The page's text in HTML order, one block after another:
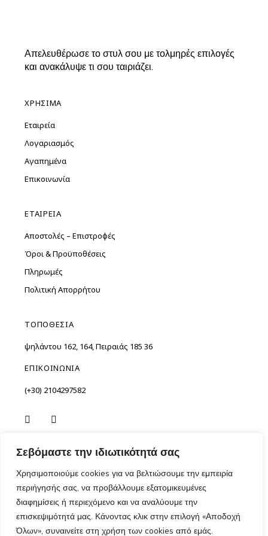
Σεβόμαστε την ιδιωτικότητά σας
Χρησιμοποιούμε cookies για να βελτιώσουμε την εμπειρία
περιήγησής σας, να προβάλλουμε εξατομικευμένες
διαφημίσεις ή περιεχόμενο και να αναλύουμε την
επισκεψιμότητά μας. Κάνοντας κλικ στην επιλογή «Αποδοχή
Όλων», συναινείτε στη χρήση των cookies από εμάς.
Απελευθέρωσε το στυλ σου με τολμηρές επιλογές
και ανακάλυψε τι σου ταιριάζει.
ΧΡΗΣΙΜΑ
Εταιρεία
Λογαριασμός
Αγαπημένα
Επικοινωνία
ΕΤΑΙΡΕΙΑ
Αποστολές – Επιστροφές
Όροι & Προϋποθέσεις
Πληρωμές
Πολιτική Απορρήτου
ΤΟΠΟΘΕΣΙΑ
Ὑψηλάντου 162, 164, Πειραιάς 185 36
ΕΠΙΚΟΙΝΩΝΙΑ
(+30) 2104297582
Copyright ©2026Madoo. Όλα τα δικαιώματα